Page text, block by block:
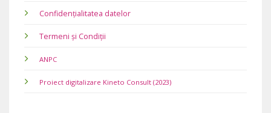
Confidențialitatea datelor
Termeni și Condiții
ANPC
Proiect digitalizare Kineto Consult (2023)